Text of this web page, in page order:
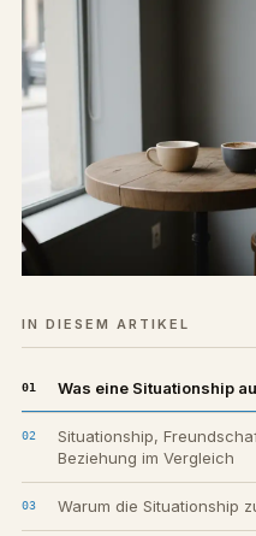
IN DIESEM ARTIKEL
Was eine Situationship
Situationship,
Beziehung im Vergleich
Warum die Situationship